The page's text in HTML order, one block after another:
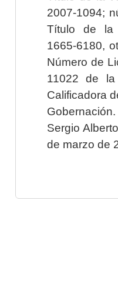
2007-1094;
Título de la
1665-6180,
Número de
11022 de la
Calificadora
Sergio
de marzo de